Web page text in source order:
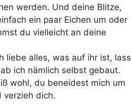
werden. Und deine Blitze,
ein paar Eichen um oder
du vielleicht an deine
liebe alles, was auf ihr ist, lass
ich nämlich selbst gebaut.
wohl, du beneidest mich um
verzieh dich.